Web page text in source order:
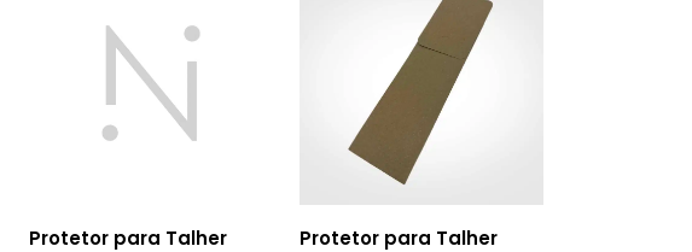
Protetor para Talher
Protetor para Talher